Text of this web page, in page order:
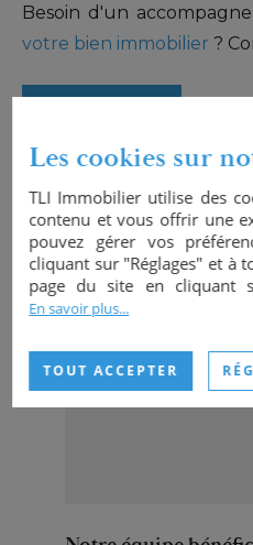
Besoin d'un
votre bien immobilier ?
Nos
Les cookies sur
TLI Immobilier utilise des
contenu et vous offrir une
pouvez gérer vos
cliquant sur "Réglages" et à
page du site en cliquant
En savoir plus...
TOUT ACCEPTER